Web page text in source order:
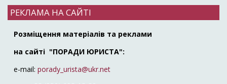
РЕКЛАМА НА САЙТІ
Розміщення матеріалів та реклами
на сайті "ПОРАДИ ЮРИСТА":
e-mail: porady_urista@ukr.net